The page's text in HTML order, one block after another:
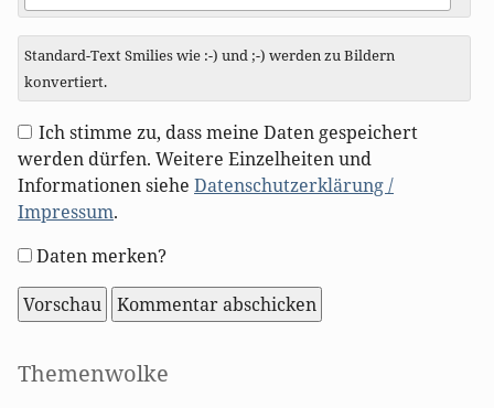
Standard-Text Smilies wie :-) und ;-) werden zu Bildern
konvertiert.
Ich stimme zu, dass meine Daten gespeichert
werden dürfen. Weitere Einzelheiten und
Informationen siehe Datenschutzerklärung /
Impressum.
Formular-
Optionen
Daten merken?
Seitenleiste
Themenwolke